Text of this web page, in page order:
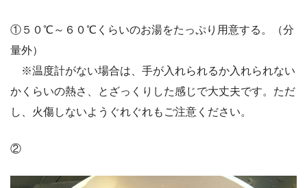
①５０℃～６０℃くらいのお湯をたっぷり用意する。（分
量外）
※温度計がない場合は、手が入れられるか入れられない
かくらいの熱さ、とざっくりした感じで大丈夫です。ただ
し、火傷しないようぐれぐれもご注意ください。
②